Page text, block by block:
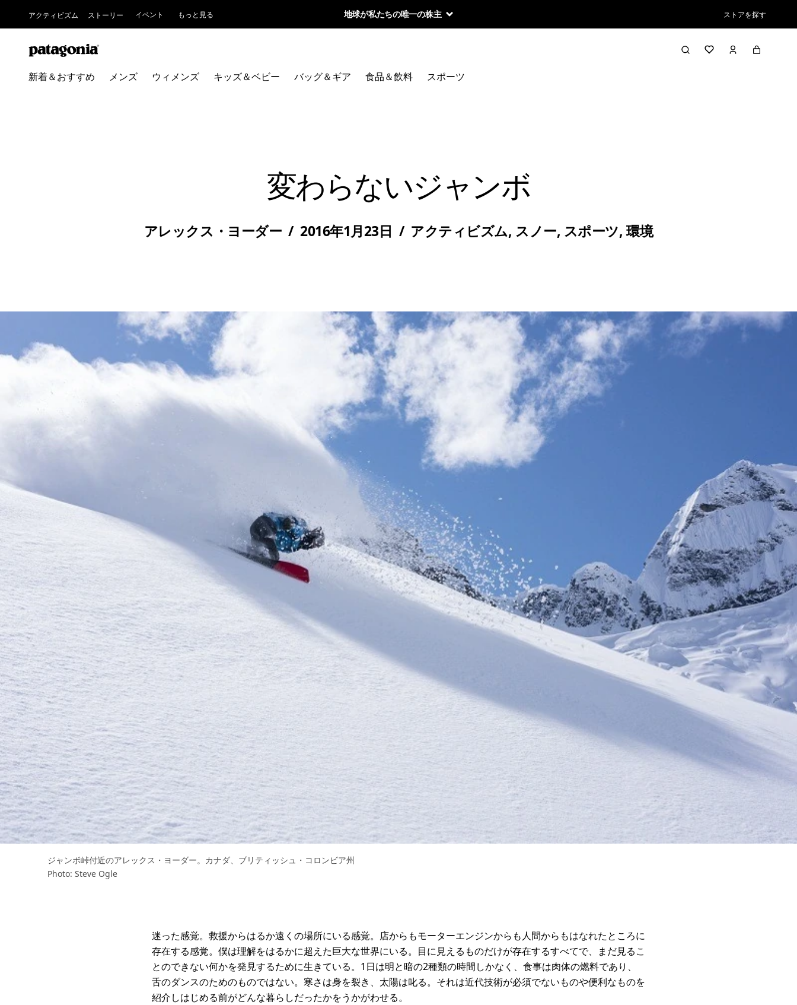
アクティビズム ストーリー イベント もっと見る 地球が私たちの唯一の株主 ストアを探す
新着＆おすすめ メンズ ウィメンズ キッズ＆ベビー バッグ＆ギア 食品＆飲料 スポーツ
変わらないジャンボ
アレックス・ヨーダー / 2016年1月23日 / アクティビズム, スノー, スポーツ,環境
ジャンボ峠付近のアレックス・ヨーダー。カナダ、ブリティッシュ・コロンビア州
Photo: Steve Ogle
迷った感覚。救援からはるか遠くの場所にいる感覚。店からもモーターエンジンからも人間からもはなれたところに
存在する感覚。僕は理解をはるかに超えた巨大な世界にいる。目に見えるものだけが存在するすべてで、まだ見るこ
とのできない何かを発見するために生きている。1日は明と暗の2種類の時間しかなく、食事は肉体の燃料であり、
舌のダンスのためのものではない。寒さは身を裂き、太陽は叱る。それは近代技術が必須でないものや便利なものを
紹介しはじめる前がどんな暮らしだったかをうかがわせる。